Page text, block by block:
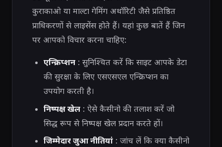
कुराकाओ या माल्टा गेमिंग अथॉरिटी जैसे प्रतिष्ठित
प्राधिकरणों से लाइसेंस होते हैं। यहां कुछ बातें हैं जिन
पर आपको विचार करना चाहिए:
एन्क्रिप्शन: सुनिश्चित करें कि साइट आपके डेटा
की सुरक्षा के लिए एसएसएल एन्क्रिप्शन का
उपयोग करती है।
निष्पक्ष खेल: ऐसे कैसीनो की तलाश करें जो
सिद्ध रूप से निष्पक्ष खेल प्रदान करते हों।
जिम्मेदार जुआ नीतियां: जांच लें कि क्या कैसीनो